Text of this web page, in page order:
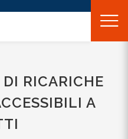
RICARICHE
A